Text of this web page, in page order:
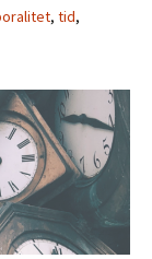
, tid,